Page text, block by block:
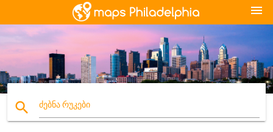
menu
search ძებნა რუკები